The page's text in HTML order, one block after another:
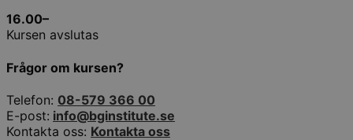
16.00–
Kursen avslutas
Frågor om kursen?
Telefon: 08-579 366 00
E-post: info@bginstitute.se
Kontakta oss: Kontakta oss